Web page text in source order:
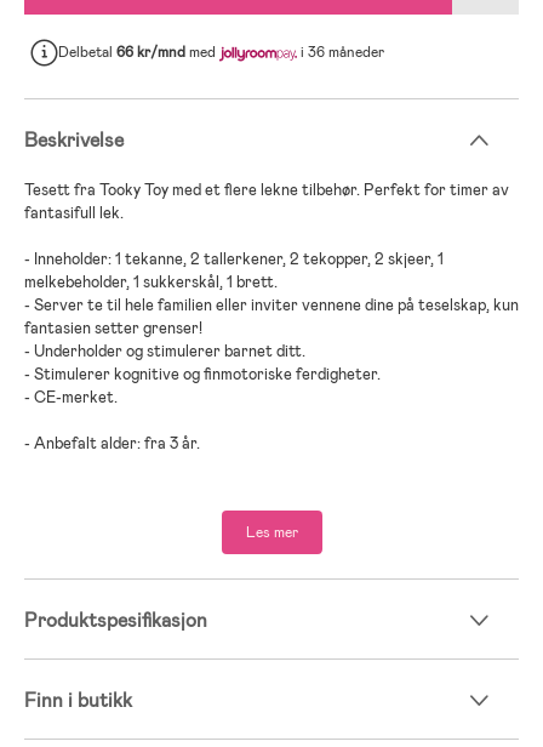
Delbetal 66 kr/mndmed i 36 måneder
Beskrivelse
Tesett fra Tooky Toy med et flere lekne tilbehør. Perfekt for timer av
fantasifull lek.
- Inneholder: 1 tekanne, 2 tallerkener, 2 tekopper, 2 skjeer, 1
melkebeholder, 1 sukkerskål, 1 brett.
- Server te til hele familien eller inviter vennene dine på teselskap, kun
fantasien setter grenser!
- Underholder og stimulerer barnet ditt.
- Stimulerer kognitive og finmotoriske ferdigheter.
- CE-merket.
- Anbefalt alder: fra 3 år.
Les mer
Produktspesifikasjon
Finn i butikk